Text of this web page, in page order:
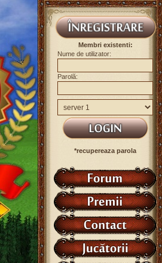
Membri existenti:
Nume de utilizator:
Parolă:
*recupereaza parola